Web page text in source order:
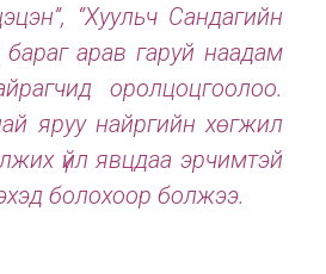
“Хуульч Сандагийн
бараг арав гаруй наадам
оролцоцгоолоо.
яруу найргийн хөгжил
үйл явцдаа эрчимтэй
болохоор болжээ.